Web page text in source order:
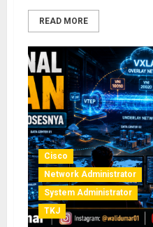
READ MORE
Cisco
Network Administrator
System Administrator
TKJ